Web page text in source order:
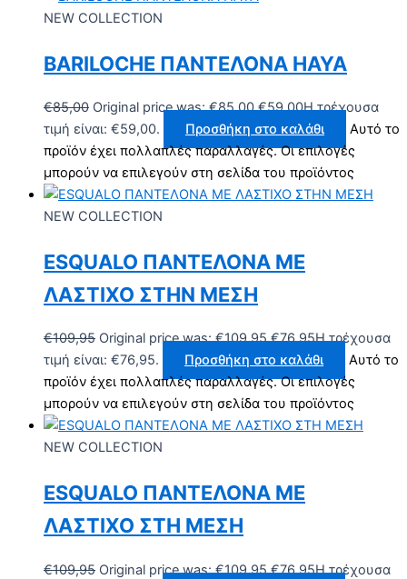
NEW COLLECTION
BARILOCHE ΠΑΝΤΕΛΟΝΑ HAYA
€85,00 Original price was: €85,00.€59,00Η τρέχουσα
τιμή είναι: €59,00.
Προσθήκη στο καλάθι
Αυτό το
προϊόν έχει πολλαπλές παραλλαγές. Οι επιλογές
μπορούν να επιλεγούν στη σελίδα του προϊόντος
NEW COLLECTION
ESQUALO ΠΑΝΤΕΛΟΝΑ ΜΕ
ΛΑΣΤΙΧΟ ΣΤΗΝ ΜΕΣΗ
€109,95 Original price was: €109,95.€76,95Η τρέχουσα
τιμή είναι: €76,95.
Προσθήκη στο καλάθι
Αυτό το
προϊόν έχει πολλαπλές παραλλαγές. Οι επιλογές
μπορούν να επιλεγούν στη σελίδα του προϊόντος
NEW COLLECTION
ESQUALO ΠΑΝΤΕΛΟΝΑ ΜΕ
ΛΑΣΤΙΧΟ ΣΤΗ ΜΕΣΗ
€109,95 Original price was: €109,95.€76,95Η τρέχουσα